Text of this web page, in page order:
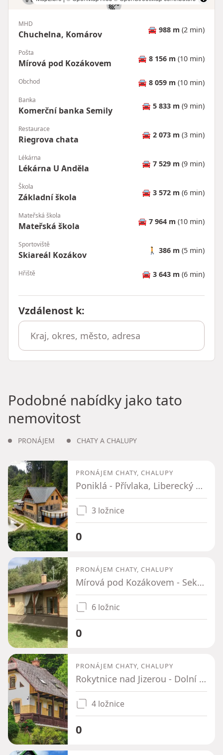
MHD
Chuchelna, Komárov 🚘 988 m (2 min)
Pošta
Mírová pod Kozákovem 🚘 8 156 m (10 min)
Obchod 🚘 8 059 m (10 min)
Banka
Komerční banka Semily 🚘 5 833 m (9 min)
Restaurace
Riegrova chata 🚘 2 073 m (3 min)
Lékárna
Lékárna U Anděla 🚘 7 529 m (9 min)
Škola
Základní škola 🚘 3 572 m (6 min)
Mateřská škola
Mateřská škola 🚘 7 964 m (10 min)
Sportoviště
Skiareál Kozákov 🚶 386 m (5 min)
Hřiště 🚘 3 643 m (6 min)
Vzdálenost k:
Podobné nabídky jako tato
nemovitost
PRONÁJEM CHATY A CHALUPY
PRONÁJEM CHATY, CHALUPY
Poniklá - Přívlaka, Liberecký kraj
3 ložnice
0
PRONÁJEM CHATY, CHALUPY
Mírová pod Kozákovem - Sekerkovy Loučky, Liberecký kraj
6 ložnic
0
PRONÁJEM CHATY, CHALUPY
Rokytnice nad Jizerou - Dolní Rokytnice, Liberecký kraj
4 ložnice
0